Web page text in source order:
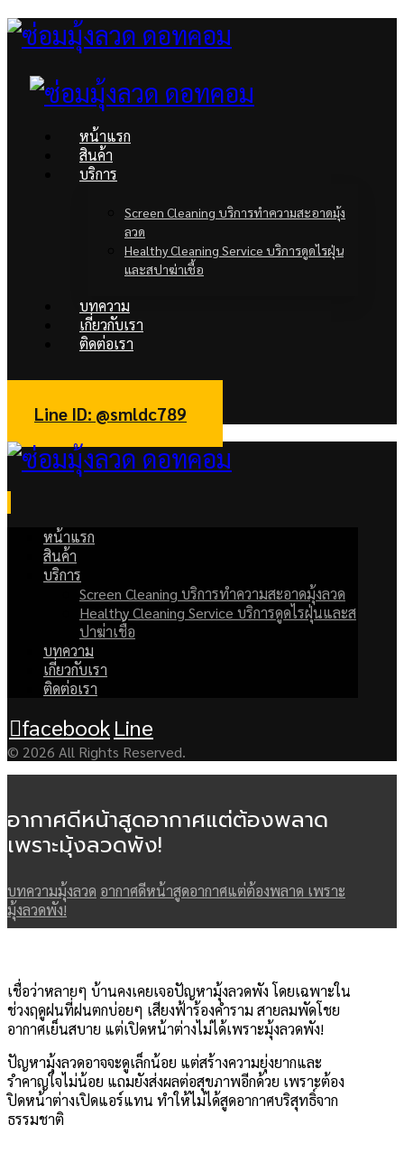
หน้าแรก
สินค้า
บริการ
Screen Cleaning บริการทำความสะอาดมุ้ง
ลวด
Healthy Cleaning Service บริการดูดไรฝุ่น
และสปาฆ่าเชื้อ
บทความ
เกี่ยวกับเรา
ติดต่อเรา
facebookLine
Line ID: @smldc789
หน้าแรก
สินค้า
บริการ
Screen Cleaning บริการทำความสะอาดมุ้งลวด
Healthy Cleaning Service บริการดูดไรฝุ่นและส
ปาฆ่าเชื้อ
บทความ
เกี่ยวกับเรา
ติดต่อเรา
facebookLine
© 2026 All Rights Reserved.
อากาศดีหน้าสูดอากาศแต่ต้องพลาด
เพราะมุ้งลวดพัง!
บทความมุ้งลวด อากาศดีหน้าสูดอากาศแต่ต้องพลาด เพราะ
มุ้งลวดพัง!
เชื่อว่าหลายๆ บ้านคงเคยเจอปัญหามุ้งลวดพัง โดยเฉพาะใน
ช่วงฤดูฝนที่ฝนตกบ่อยๆ เสียงฟ้าร้องคำราม สายลมพัดโชย
อากาศเย็นสบาย แต่เปิดหน้าต่างไม่ได้เพราะมุ้งลวดพัง!
ปัญหามุ้งลวดอาจจะดูเล็กน้อย แต่สร้างความยุ่งยากและ
รำคาญใจไม่น้อย แถมยังส่งผลต่อสุขภาพอีกด้วย เพราะต้อง
ปิดหน้าต่างเปิดแอร์แทน ทำให้ไม่ได้สูดอากาศบริสุทธิ์จาก
ธรรมชาติ